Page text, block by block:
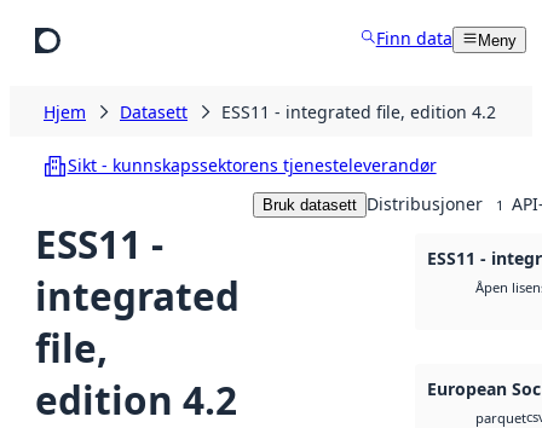
Finn data Meny
Hjem Datasett ESS11 - integrated file, edition 4.2
Sikt - kunnskapssektorens tjenesteleverandør
ESS11 -
integrated
file,
edition 4.2
Bruk datasett Distribusjoner 1
ESS11 -
Åpen
European
parquet